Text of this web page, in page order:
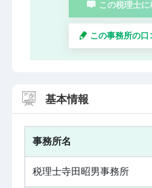
この税理士に
この事務所の口
基本情報
事務所名
税理士寺田昭男事務所